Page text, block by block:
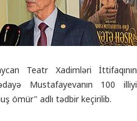
Teatr Xadimləri İttifaqının
Mustafayevanın 100 illiyi
ömür" adlı tədbir keçirilib.